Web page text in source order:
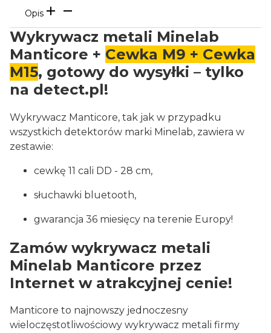
Opis
Wykrywacz metali Minelab
Manticore + Cewka M9 + Cewka
M15, gotowy do wysyłki – tylko
na detect.pl!
Wykrywacz Manticore, tak jak w przypadku
wszystkich detektorów marki Minelab, zawiera w
zestawie:
cewkę 11 cali DD - 28 cm,
słuchawki bluetooth,
gwarancja 36 miesięcy na terenie Europy!
Zamów wykrywacz metali
Minelab Manticore przez
Internet w atrakcyjnej cenie!
Manticore to najnowszy jednoczesny
wieloczęstotliwościowy wykrywacz metali firmy